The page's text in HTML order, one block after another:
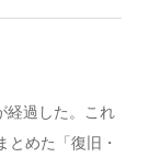
経過した。これ
とめた「復旧・